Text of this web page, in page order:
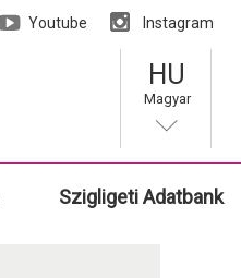
Youtube Instagram
HU
Magyar
Szigligeti Adatbank